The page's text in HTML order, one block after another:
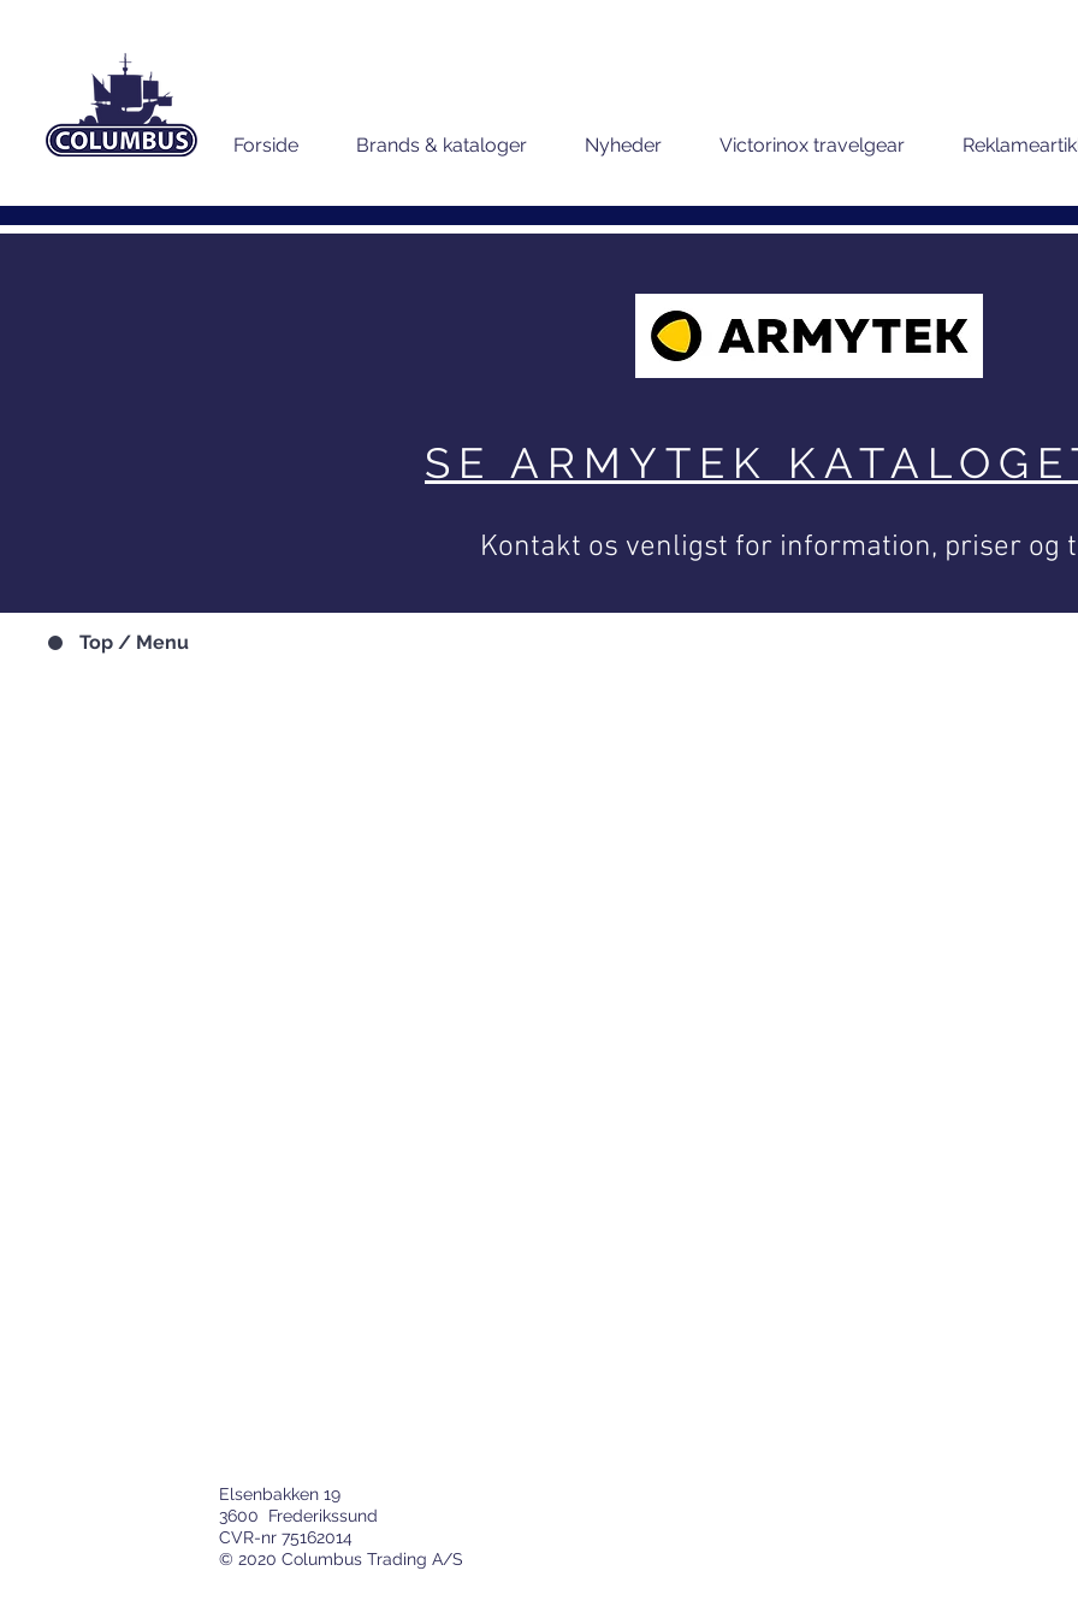
Forside Brands & kataloger Nyheder Victorinox travelgear
Top / Menu
SE ARMYTEK
Kontakt os venligst for information, priser og
Elsenbakken 19
3600 Frederikssund
CVR-nr 75162014
© 2020 Columbus Trading A/S